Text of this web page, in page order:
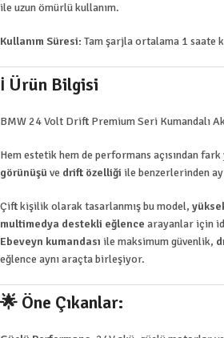
ile uzun ömürlü kullanım.
Kullanım Süresi: Tam şarjla ortalama 1 saate
ℹ️ Ürün Bilgisi
BMW 24 Volt Drift Premium Seri Kumandalı
Hem estetik hem de performans açısından
görünüşü ve drift özelliği ile benzerlerinden
Çift kişilik olarak tasarlanmış bu model,
multimedya destekli eğlence arayanlar için
Ebeveyn kumandası ile maksimum güvenlik,
eğlence aynı araçta birleşiyor.
🌟 Öne Çıkanlar: